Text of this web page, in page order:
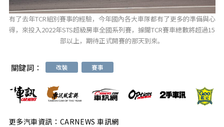
有了去年TCR組別賽事的經驗，今年國內各大車隊都有了更多的準備與心
得，來投入2022年STS超級房車全國系列賽，據聞TCR賽車總數將超過15
部以上，期待正式開賽的那天到來。
關鍵詞： 改裝 賽事
更多汽車資訊：CARNEWS 車訊網